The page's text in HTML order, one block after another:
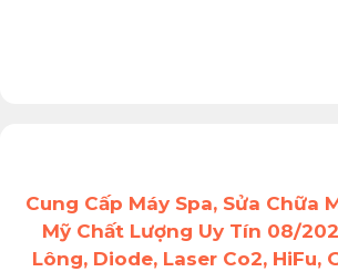
Cung Cấp Máy Spa, Sửa Chữa
Mỹ Chất Lượng Uy Tín 08/
Lông, Diode, Laser Co2, HiFu,